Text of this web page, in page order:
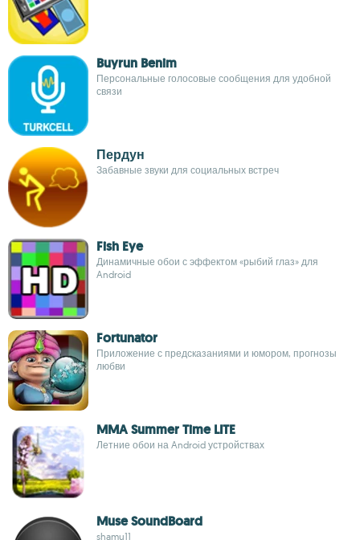
Buyrun Benim
Персональные голосовые сообщения для удобной
связи
Пердун
Забавные звуки для социальных встреч
Fish Eye
Динамичные обои с эффектом «рыбий глаз» для
Android
Fortunator
Приложение с предсказаниями и юмором, прогнозы
любви
MMA Summer Time LITE
Летние обои на Android устройствах
Muse SoundBoard
shamu11